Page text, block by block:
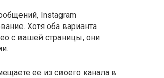
Instagram
Хотя оба варианта
с вашей страницы, они
ее из своего канала в